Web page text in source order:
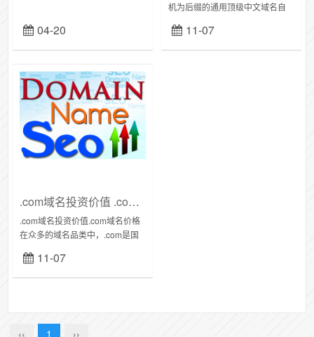
04-20
机为后缀的通用顶级中文域名自
以来，20多年来我国互联网取得
了突飞猛进的发展。我国互联网
11-07
.com域名投资价值 .com域名价格
.com域名投资价值.com域名价格
在众多的域名品类中，.com是国
个使用范围比较广，.com是历史
最悠久，1985年3月15日，...
11-07
‹‹ 1 ››